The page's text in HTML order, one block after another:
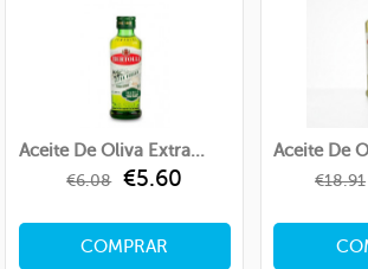
Aceite De Oliva Extra...
Regular
€6.08 Price
€5.60
COMPRAR
Aceite De
€18.91